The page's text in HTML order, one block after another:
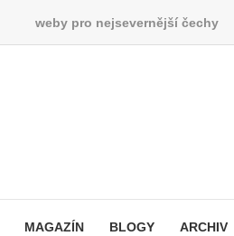
weby pro nejsevernější čechy
MAGAZÍN BLOGY ARCHIV